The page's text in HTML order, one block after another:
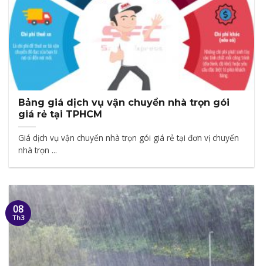
Bảng giá dịch vụ vận chuyển nhà trọn gói
giá rẻ tại TPHCM
Giá dịch vụ vận chuyển nhà trọn gói giá rẻ tại đơn vị chuyển
nhà trọn ...
08
Th3